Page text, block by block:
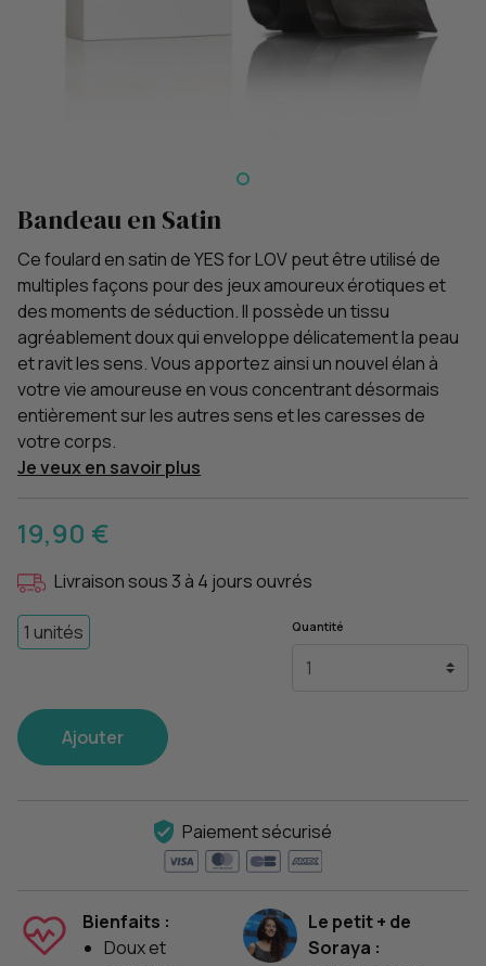
Bandeau en Satin
Ce foulard en satin de YES for LOV peut être utilisé de
multiples façons pour des jeux amoureux érotiques et
des moments de séduction. Il possède un tissu
agréablement doux qui enveloppe délicatement la peau
et ravit les sens. Vous apportez ainsi un nouvel élan à
votre vie amoureuse en vous concentrant désormais
entièrement sur les autres sens et les caresses de
votre corps.
Je veux en savoir plus
19,90 €
Livraison sous 3 à 4 jours ouvrés
1 unités Quantité
Ajouter
Paiement sécurisé
Bienfaits :
Doux et
Le petit + de
Soraya :